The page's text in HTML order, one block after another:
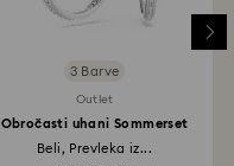
3 Barve
Outlet
Obročasti uhani Sommerset
Beli, Prevleka iz...